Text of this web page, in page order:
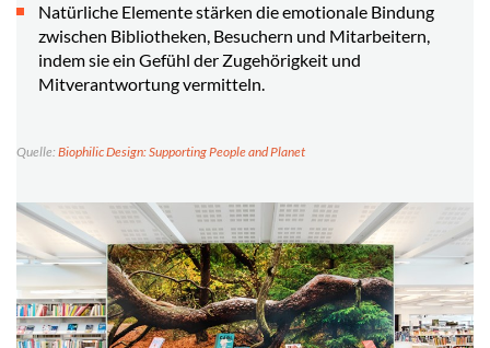
Natürliche Elemente stärken die emotionale Bindung
zwischen Bibliotheken, Besuchern und Mitarbeitern,
indem sie ein Gefühl der Zugehörigkeit und
Mitverantwortung vermitteln.
Quelle: Biophilic Design: Supporting People and Planet